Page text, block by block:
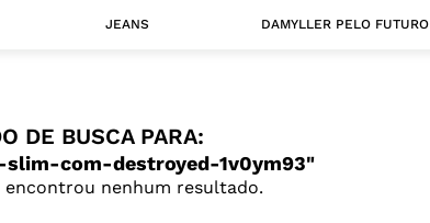
JEANS DAMYLLER PELO FUTURO
DE BUSCA PARA:
com-destroyed-1v0ym93
encontrou nenhum resultado.